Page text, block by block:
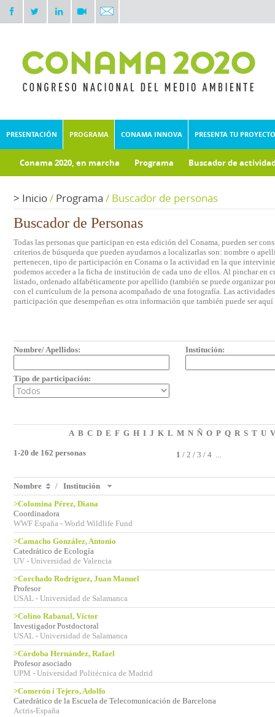
PRESENTACIÓN PROGRAMA CONAMA INNOVA PRESENTA TU PROYECTO
Conama 2020, en marcha Programa Buscador de
> Inicio/ Programa / Buscador de personas
Buscador de Personas
Todas las personas que participan en esta edición del Conama, pueden ser
criterios de búsqueda que pueden ayudarnos a localizarlas son: nombre o
pertenecen, tipo de participación en Conama o la actividad en la que
podemos acceder a la ficha de institución de cada uno de ellos. Al pinchar en
listado, ordenado alfabéticamente por apellido (también se puede organizar
con el currículum de la persona acompañado de una fotografía. Las
participación que desempeñan es otra información que también puede ser
Nombre/ Apellidos: Institución:
Tipo de participación:
A B C D E F G H I J K L M N Ñ O P Q R S T U V
1-20 de 162 personas 1 / 2 / 3 / 4 ...
Nombre / Institución
>Colomina Pérez, Diana
Coordinadora
WWF España - World Wildlife Fund
>Camacho González, Antonio
Catedrático de Ecología
UV - Universidad de Valencia
>Corchado Rodríguez, Juan Manuel
Profesor
USAL - Universidad de Salamanca
>Colino Rabanal, Víctor
Investigador Postdoctoral
USAL - Universidad de Salamanca
>Córdoba Hernández, Rafael
Profesor asociado
UPM - Universidad Politécnica de Madrid
>Comerón i Tejero, Adolfo
Catedrático de la Escuela de Telecomunicación de Barcelona
Actris-España